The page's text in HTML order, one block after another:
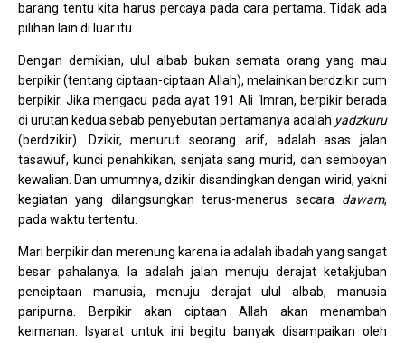
barang tentu kita harus percaya pada cara pertama. Tidak ada
pilihan lain di luar itu.
Dengan demikian, ulul albab bukan semata orang yang mau
berpikir (tentang ciptaan-ciptaan Allah), melainkan berdzikir cum
berpikir. Jika mengacu pada ayat 191 Ali ‘Imran, berpikir berada
di urutan kedua sebab penyebutan pertamanya adalah yadzkuru
(berdzikir). Dzikir, menurut seorang arif, adalah asas jalan
tasawuf, kunci penahkikan, senjata sang murid, dan semboyan
kewalian. Dan umumnya, dzikir disandingkan dengan wirid, yakni
kegiatan yang dilangsungkan terus-menerus secara dawam,
pada waktu tertentu.
Mari berpikir dan merenung karena ia adalah ibadah yang sangat
besar pahalanya. Ia adalah jalan menuju derajat ketakjuban
penciptaan manusia, menuju derajat ulul albab, manusia
paripurna. Berpikir akan ciptaan Allah akan menambah
keimanan. Isyarat untuk ini begitu banyak disampaikan oleh